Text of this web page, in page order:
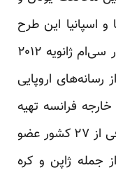
و اسپانیا این طرح
به نتیجه نرسید و به جلسه‌ای دیگر در سی‌ام ژانویه ۲۰۱۲
اروپایی
فرانسه تهیه
شده که بر اساس آن قرار است ائتلافی از ۲۷ کشور عضو
جمله ژاپن و کره